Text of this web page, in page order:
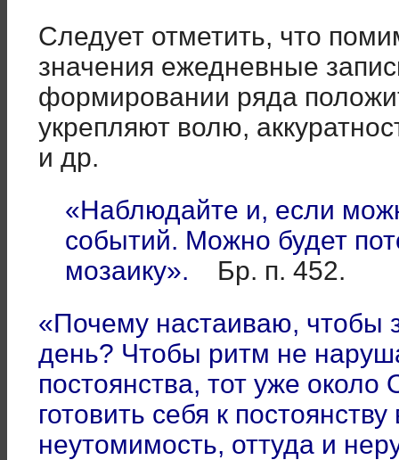
Следует отметить, что
значения ежедневные
формировании ряда
укрепляют волю,
и др.
«Наблюдайте и, если
событий. Можно будет
мозаику». Бр. п. 452.
«Почему настаиваю, чтобы
день? Чтобы ритм не
постоянства, тот уже
готовить себя к
неутомимость, оттуда и